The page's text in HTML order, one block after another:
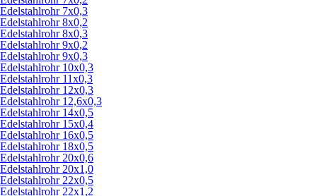
Edelstahlrohr 7x0,3
Edelstahlrohr 8x0,2
Edelstahlrohr 8x0,3
Edelstahlrohr 9x0,2
Edelstahlrohr 9x0,3
Edelstahlrohr 10x0,3
Edelstahlrohr 11x0,3
Edelstahlrohr 12x0,3
Edelstahlrohr 12,6x0,3
Edelstahlrohr 14x0,5
Edelstahlrohr 15x0,4
Edelstahlrohr 16x0,5
Edelstahlrohr 18x0,5
Edelstahlrohr 20x0,6
Edelstahlrohr 20x1,0
Edelstahlrohr 22x0,5
Edelstahlrohr 22x1,2